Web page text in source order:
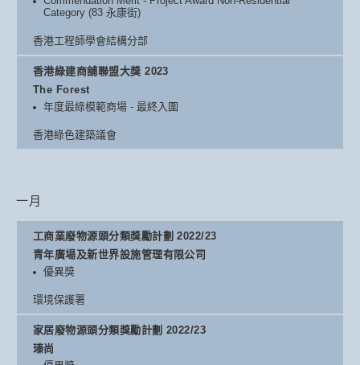
Category (83 永康街)
香港工程師學會結構分部
香港綠建商舖聯盟大獎 2023
The Forest
年度最綠模範商場 - 最終入圍
香港綠色建築議會
一月
工商業廢物源頭分類獎勵計劃 2022/23
青年廣場及新世界設施管理有限公司
優異獎
環境保護署
家居廢物源頭分類獎勵計劃 2022/23
瑧尚